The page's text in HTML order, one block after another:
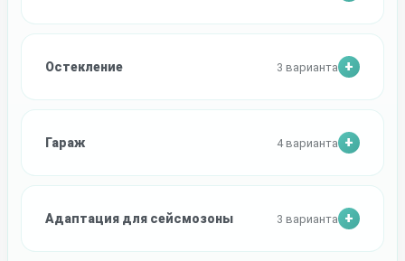
Остекление 3 варианта
Гараж 4 варианта
Адаптация для сейсмозоны 3 варианта